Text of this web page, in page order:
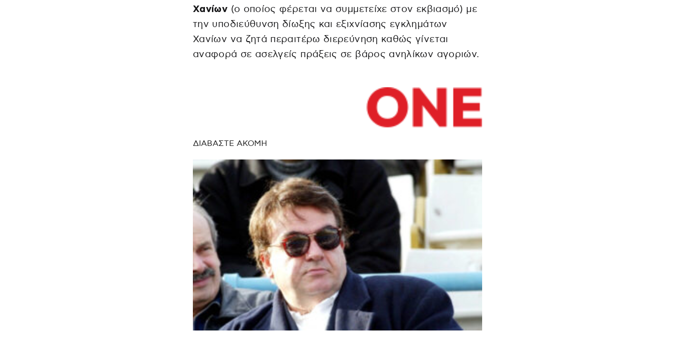
Χανίων (ο οποίος φέρεται να συμμετείχε στον εκβιασμό) με
την υποδιεύθυνση δίωξης και εξιχνίασης εγκλημάτων
Χανίων να ζητά περαιτέρω διερεύνηση καθώς γίνεται
αναφορά σε ασελγείς πράξεις σε βάρος ανηλίκων αγοριών.
ΔΙΑΒΑΣΤΕ ΑΚΟΜΗ